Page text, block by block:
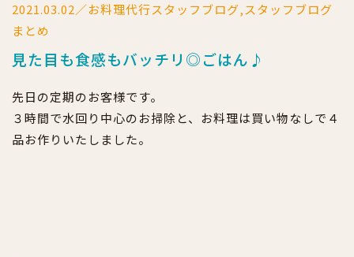
2021.03.02／お料理代行スタッフブログ,スタッフブログ
まとめ
見た目も食感もバッチリ◎ごはん♪
先日の定期のお客様です。
３時間で水回り中心のお掃除と、お料理は買い物なしで４
品お作りいたしました。